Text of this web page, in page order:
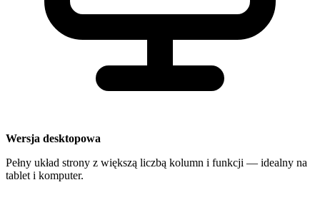
Wersja desktopowa
Pełny układ strony z większą liczbą kolumn i funkcji — idealny na
tablet i komputer.